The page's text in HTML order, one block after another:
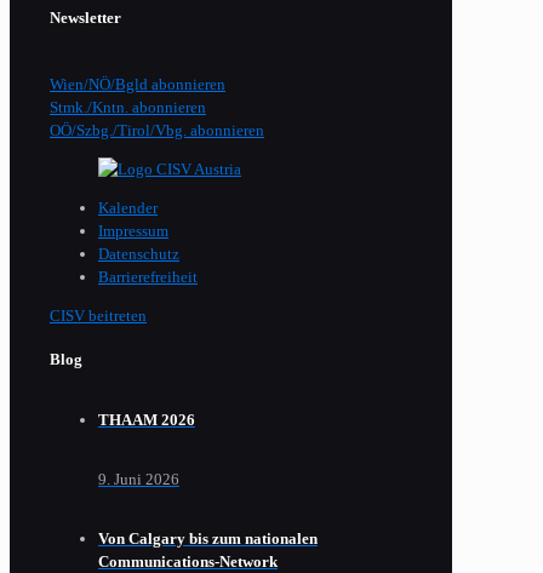
Newsletter
Wien/NÖ/Bgld abonnieren
Stmk./Kntn. abonnieren
OÖ/Szbg./Tirol/Vbg. abonnieren
Kalender
Impressum
Datenschutz
Barrierefreiheit
CISV beitreten
Blog
THAAM 2026
9. Juni 2026
Von Calgary bis zum nationalen
Communications-Network